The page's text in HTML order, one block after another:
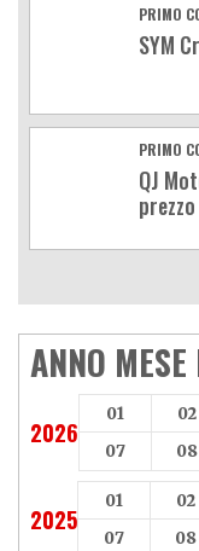
PRIMO
SYM
PRIMO
QJ
ANNO MESE
2026
01 02
07
08
2025
01 02
07
08